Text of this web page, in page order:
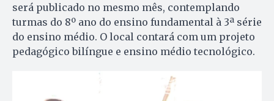
será publicado no mesmo mês, contemplando
turmas do 8º ano do ensino fundamental à 3ª série
do ensino médio. O local contará com um projeto
pedagógico bilíngue e ensino médio tecnológico.